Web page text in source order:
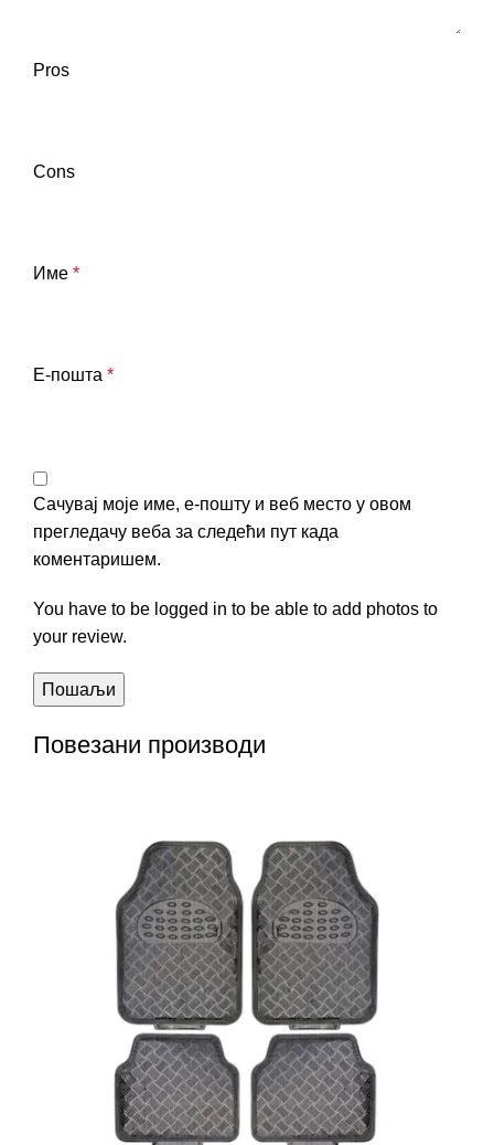
Pros
Cons
Име *
Е-пошта *
Сачувај моје име, е-пошту и веб место у овом
прегледачу веба за следећи пут када
коментаришем.
You have to be logged in to be able to add photos to
your review.
Повезани производи